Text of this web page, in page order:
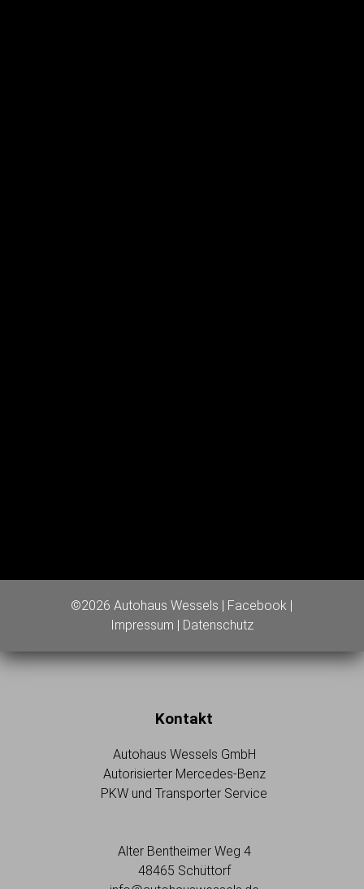
©2026 Autohaus Wessels | Facebook |
Impressum | Datenschutz
Kontakt
Autohaus Wessels GmbH
Autorisierter Mercedes-Benz
PKW und Transporter Service
Alter Bentheimer Weg 4
48465 Schüttorf